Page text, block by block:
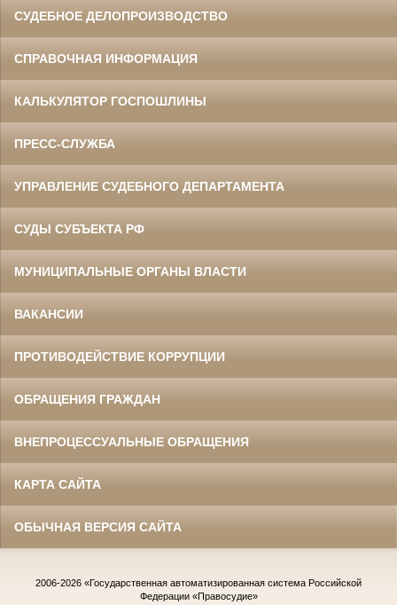
СУДЕБНОЕ ДЕЛОПРОИЗВОДСТВО
СПРАВОЧНАЯ ИНФОРМАЦИЯ
КАЛЬКУЛЯТОР ГОСПОШЛИНЫ
ПРЕСС-СЛУЖБА
УПРАВЛЕНИЕ СУДЕБНОГО ДЕПАРТАМЕНТА
СУДЫ СУБЪЕКТА РФ
МУНИЦИПАЛЬНЫЕ ОРГАНЫ ВЛАСТИ
ВАКАНСИИ
ПРОТИВОДЕЙСТВИЕ КОРРУПЦИИ
ОБРАЩЕНИЯ ГРАЖДАН
ВНЕПРОЦЕССУАЛЬНЫЕ ОБРАЩЕНИЯ
КАРТА САЙТА
ОБЫЧНАЯ ВЕРСИЯ САЙТА
2006-2026 «Государственная автоматизированная система Российской
Федерации «Правосудие»